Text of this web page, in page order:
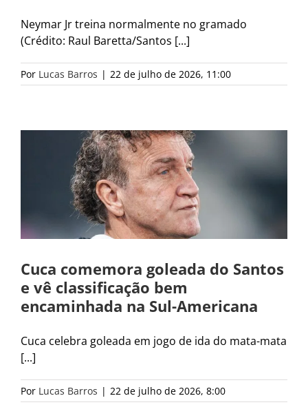
Neymar Jr treina normalmente no gramado
(Crédito: Raul Baretta/Santos [...]
Por Lucas Barros | 22 de julho de 2026, 11:00
Cuca comemora goleada do Santos
e vê classificação bem
encaminhada na Sul-Americana
Cuca celebra goleada em jogo de ida do mata-mata
[...]
Por Lucas Barros | 22 de julho de 2026, 8:00